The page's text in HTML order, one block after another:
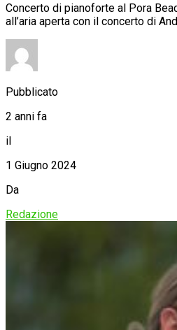
Concerto di pianoforte al Pora
all’aria aperta con il concerto di
Pubblicato
2 anni fa
il
1 Giugno 2024
Da
Redazione